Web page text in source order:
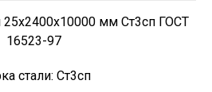
25х2400х10000 мм Ст3сп ГОСТ
16523-97
стали: Ст3сп